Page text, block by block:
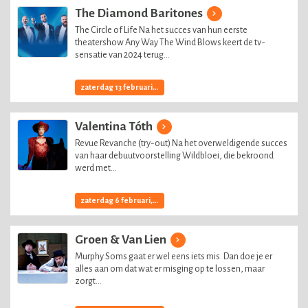
The Diamond Baritones
The Circle of Life Na het succes van hun eerste
theatershow Any Way The Wind Blows keert de tv-
sensatie van 2024 terug...
zaterdag 13 februari, 2027
Valentina Tóth
Revue Revanche (try-out) Na het overweldigende succes
van haar debuutvoorstelling Wildbloei, die bekroond
werd met...
zaterdag 6 februari, 2027
Groen & Van Lien
Murphy Soms gaat er wel eens iets mis. Dan doe je er
alles aan om dat wat er misging op te lossen, maar
zorgt...